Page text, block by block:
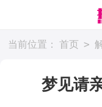
当前位置： 首页 >
梦见请